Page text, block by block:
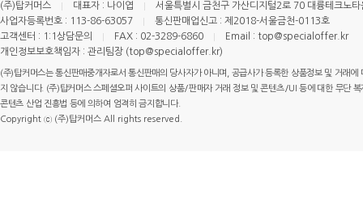
(주)탑커머스 대표자 : 나이엽
서울특별시 금천구 가산디지털2로 70 대륭테크노
사업자등록번호 : 113-86-63057
통신판매업신고 : 제2018-서울금천-0113호
고객센터 : 1:1상담문의
FAX : 02-3289-6860
Email : top@specialoffer.kr
개인정보보호책임자 : 관리팀장 (top@specialoffer.kr)
(주)탑커머스는 통신판매중개자로서 통신판매의 당사자가 아니며, 공급사가 등록한 상품정보 및 거래
지 않습니다. (주)탑커머스 스페셜오퍼 사이트의 상품/판매자 거래 정보 및 콘텐츠/UI 등에 대한 무단
콘텐츠 산업 진흥법 등에 의하여 엄격히 금지합니다.
Copyright ⓒ (주)탑커머스 All rights reserved.